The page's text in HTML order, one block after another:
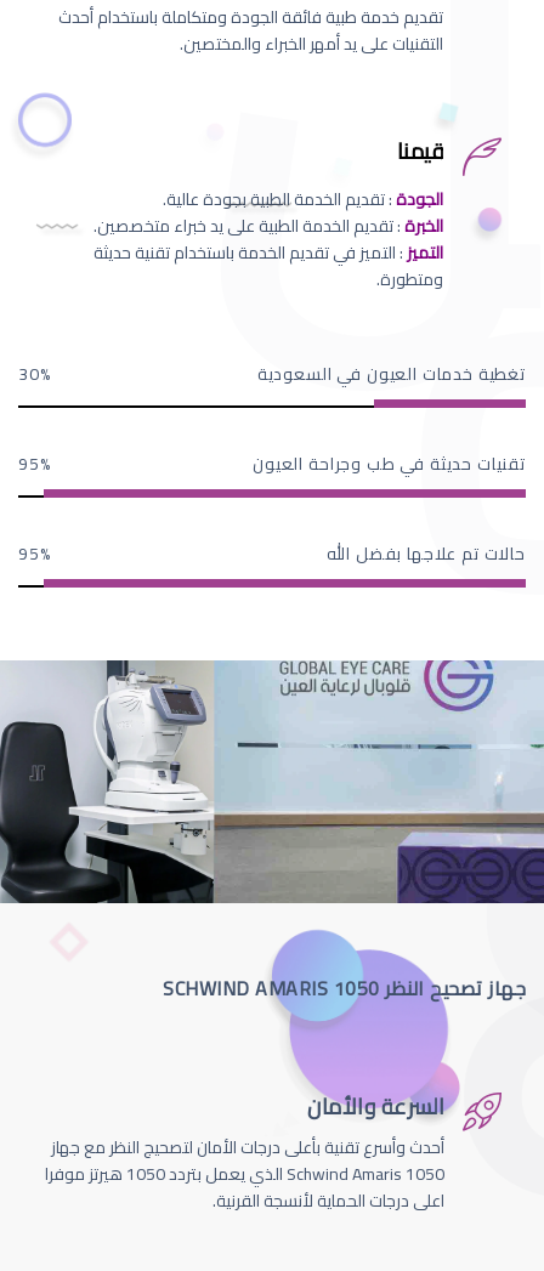
تقديم خدمة طبية فائقة الجودة ومتكاملة باستخدام أحدث
التقنيات على يد أمهر الخبراء والمختصين.
قيمنا
الجودة: تقديم الخدمة الطبية بجودة عالية.
الخبرة: تقديم الخدمة الطبية على يد خبراء متخصصين.
التميز: التميز في تقديم الخدمة باستخدام تقنية حديثة
ومتطورة.
تغطية خدمات العيون في السعودية 30
تقنيات حديثة في طب وجراحة العيون 95
حالات تم علاجها بفضل الله 95
جهاز تصحيح النظر SCHWIND AMARIS 1050
السرعة والأمان
أحدث وأسرع تقنية بأعلى درجات الأمان لتصحيج النظر مع جهاز
Schwind Amaris 1050 الذي يعمل بتردد 1050 هيرتز موفرا
اعلى درجات الحماية لأنسجة القرنية.